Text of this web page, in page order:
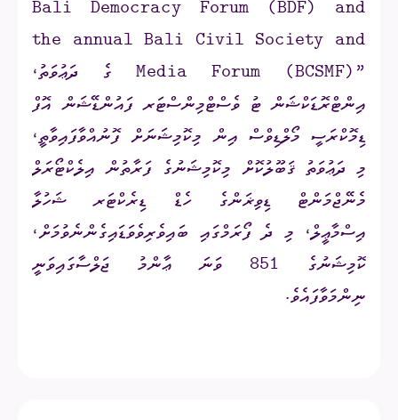
Bali Democracy Forum (BDF) and
the annual Bali Civil Society and
Media Forum (BCSMF)” ގެ ދަޢުވަތު،
އިންޓްރޮޑަކްޝަން ޓު ވެސްޓްމިންސްޓަރ ފައުންޑޭޝަން އޮފް
ޑިމޮކްރަސީ މޯލްޑިވްސް އިން މިކޮމިޝަނަށް ފޮނުއްވާފައިވާތީ،
މި ދަޢުވަތު ޤަބޫލުކޮށް މިކޮމިޝަނުގެ ފަރާތުން އިލެކްޓޯރަލް
މެނޭޖްމަންޓް ޑިވިޜަންގެ ހެޑް ޑިރެކްޓަރ ޝަހުލާ
އިސްމާޢީލް، މި ދެ ފޯރަމްގައި ބައިވެރިވެވަޑައިގެންނެވުމަށް،
ކޮމިޝަނުގެ 851 ވަނަ ޢާންމު ޖަލްސާގައިވަނީ
ނިންމަވާފައެވެ.